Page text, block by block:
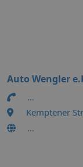
Auto Wengler
...
Kemptener
...